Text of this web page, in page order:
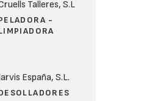
Talleres, S.L
-
España, S.L.